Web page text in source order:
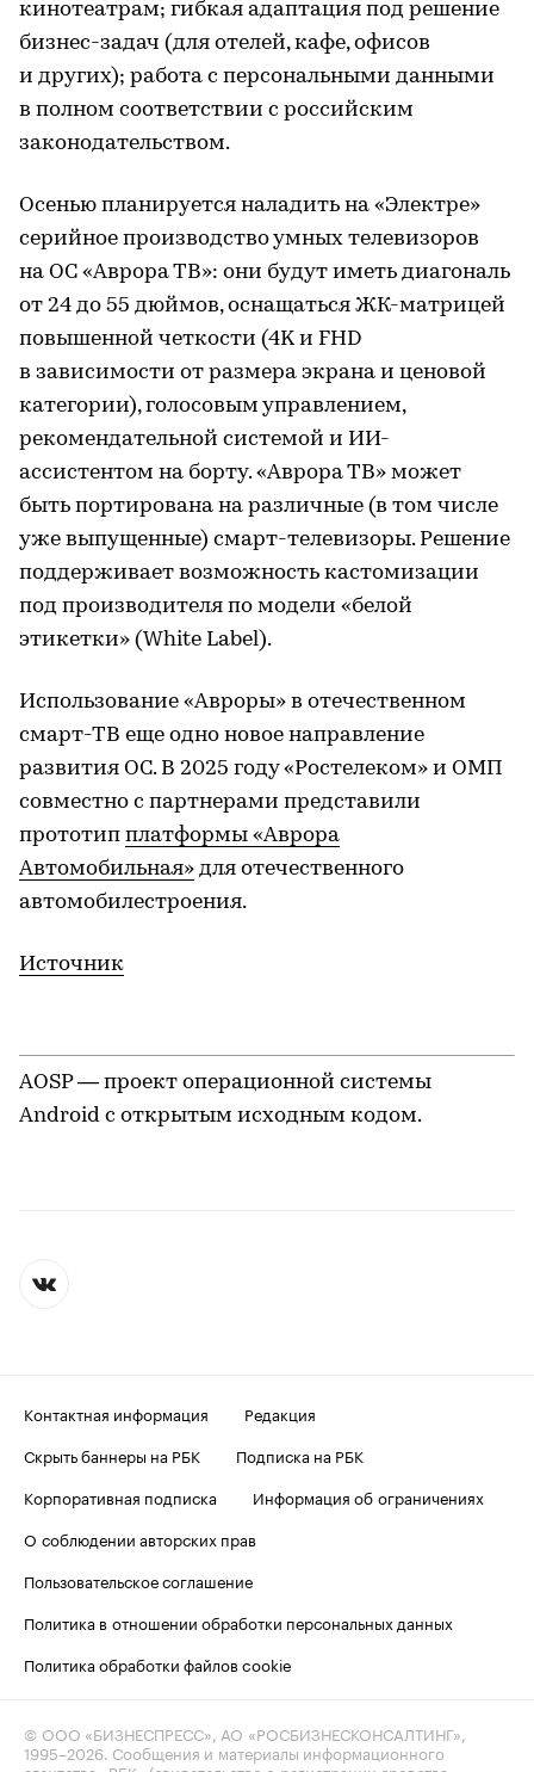
кинотеатрам; гибкая адаптация под решение
бизнес-задач (для отелей, кафе, офисов
и других); работа с персональными данными
в полном соответствии с российским
законодательством.
Осенью планируется наладить на «Электре»
серийное производство умных телевизоров
на ОС «Аврора ТВ»: они будут иметь диагональ
от 24 до 55 дюймов, оснащаться ЖК-матрицей
повышенной четкости (4K и FHD
в зависимости от размера экрана и ценовой
категории), голосовым управлением,
рекомендательной системой и ИИ-
ассистентом на борту. «Аврора ТВ» может
быть портирована на различные (в том числе
уже выпущенные) смарт-телевизоры. Решение
поддерживает возможность кастомизации
под производителя по модели «белой
этикетки» (White Label).
Использование «Авроры» в отечественном
смарт-ТВ еще одно новое направление
развития ОС. В 2025 году «Ростелеком» и ОМП
совместно с партнерами представили
прототип платформы «Аврора
Автомобильная» для отечественного
автомобилестроения.
Источник
AOSP — проект операционной системы
Android с открытым исходным кодом.
Контактная информация
Редакция
Скрыть баннеры на РБК
Подписка на РБК
Корпоративная подписка
Информация об ограничениях
О соблюдении авторских прав
Пользовательское соглашение
Политика в отношении обработки персональных данных
Политика обработки файлов cookie
© ООО «БИЗНЕСПРЕСС», АО «РОСБИЗНЕСКОНСАЛТИНГ»,
1995–2026. Сообщения и материалы информационного